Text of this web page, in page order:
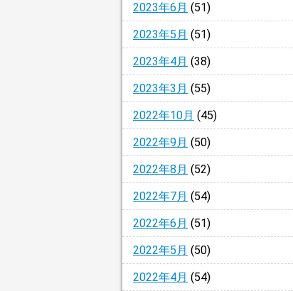
2023年6月 (51)
2023年5月 (51)
2023年4月 (38)
2023年3月 (55)
2022年10月 (45)
2022年9月 (50)
2022年8月 (52)
2022年7月 (54)
2022年6月 (51)
2022年5月 (50)
2022年4月 (54)